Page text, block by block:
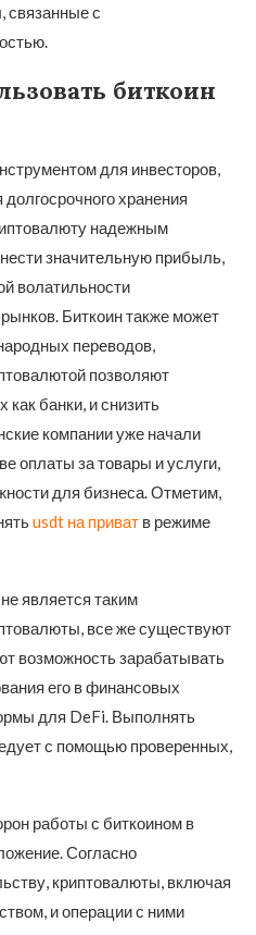
связанные с
биткоин
для инвесторов,
хранения
надежным
значительную прибыль,
волатильности
Биткоин также может
переводов,
позволяют
как банки, и снизить
компании уже начали
оплаты за товары и услуги,
для бизнеса. Отметим,
usdt на приват в режиме
является таким
все же существуют
возможность зарабатывать
его в финансовых
для DeFi. Выполнять
с помощью проверенных,
работы с биткоином в
Согласно
криптовалюты, включая
и операции с ними